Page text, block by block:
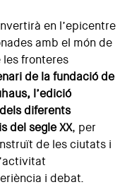
en l’epicentre
amb el món de
les fronteres
de la fundació de
l’edició
diferents
del segle XX, per
de les ciutats i
i debat.